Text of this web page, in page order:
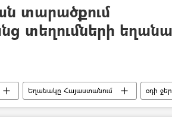
տարածքում
տեղումների
Եղանակը Հայաստանում
օդի
Երևան